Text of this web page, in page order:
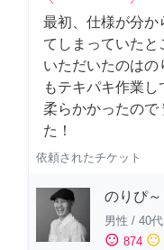
最初、仕様が分か
てしまっていたと
いただいたのはの
もテキパキ作業
柔らかかったので
た！
依頼されたチケット
のりぴ
男性 / 40代
sentiment_satisfied 874 sentiment_neutral